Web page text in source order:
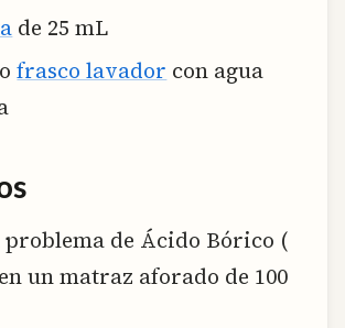
de 25 mL
frasco lavador con agua
de Ácido Bórico (
un matraz aforado de 100